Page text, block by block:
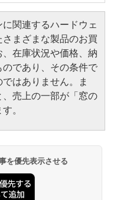
関連するハードウェ
まざまな製品のお買
在庫状況や価格、納
であり、その条件で
はありません。ま
売上の一部が「窓の
。
を優先表示させる